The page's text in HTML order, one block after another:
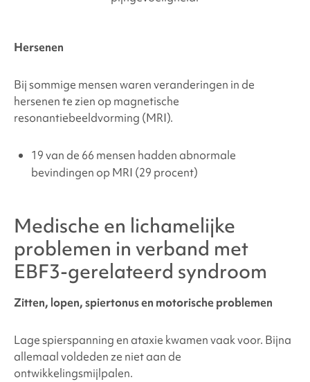
Hersenen
Bij sommige mensen waren veranderingen in de
hersenen te zien op magnetische
resonantiebeeldvorming (MRI).
19 van de 66 mensen hadden abnormale
bevindingen op MRI (29 procent)
Medische en lichamelijke
problemen in verband met
EBF3-gerelateerd syndroom
Zitten, lopen, spiertonus en motorische problemen
Lage spierspanning en ataxie kwamen vaak voor. Bijna
allemaal voldeden ze niet aan de
ontwikkelingsmijlpalen.